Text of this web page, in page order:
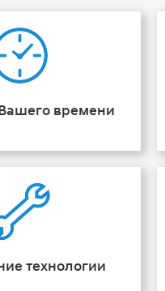
времени
технологии